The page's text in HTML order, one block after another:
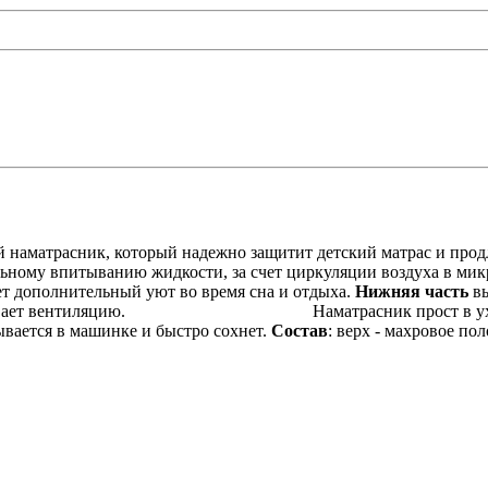
который надежно защитит детский матрас и
впитыванию жидкости, за счет циркуляции воздуха в
дополнительный уют во время сна и отдыха. Нижняя часть
вентиляцию. Наматрасник прост в уходе.
в машинке и быстро сохнет. Состав: верх - махровое